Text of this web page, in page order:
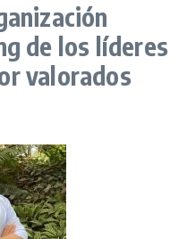
de los líderes
valorados